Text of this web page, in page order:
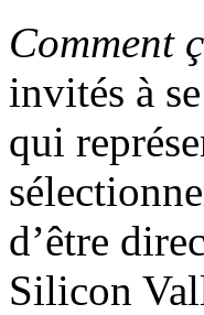
Comment
invités à
qui
d’être
Silicon